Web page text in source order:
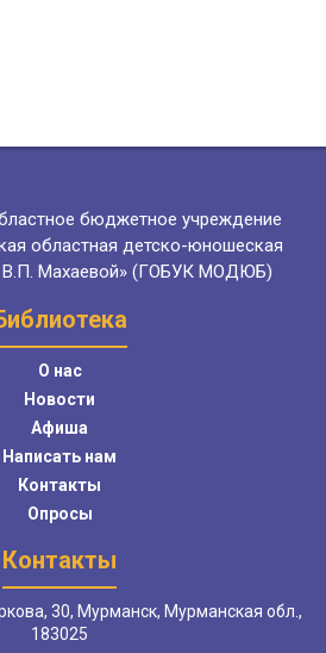
бюджетное учреждение
областная детско-юношеская
В.П. Махаевой» (ГОБУК МОДЮБ)
О нас
Новости
Афиша
Написать нам
Контакты
Опросы
Контакты
30, Мурманск, Мурманская обл.,
183025